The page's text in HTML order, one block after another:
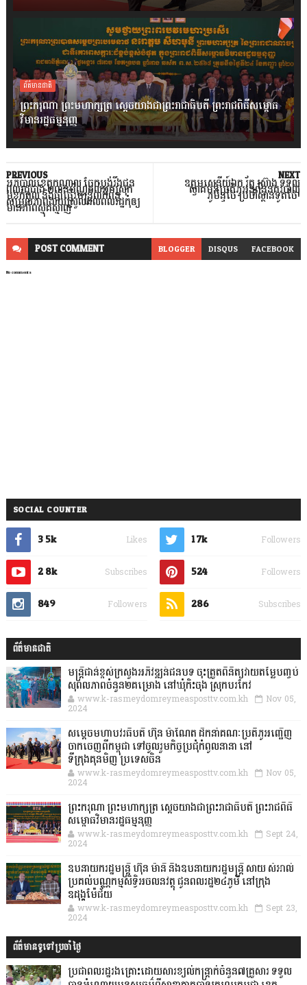
ព័ត៌មានជាតិ
ព្រះករុណា ព្រះមហាក្សត្រ ស្តេចយាងជាព្រះរាជាធិបតី ព្រះរាជពិធីសម្ពោធ
វិមានរដ្ឋធម្មនុញ្ញ
NEXT
ឧត្តមសេនីយ៍ឯក រ័ត្ន ស្រ៊ាង ទទួល
ស្វាគមន៍ប្រតិភូអនុព័ន្ធនគរបាល
ភូមិន្ទថៃ ប្រចាំស្ថានទូតថៃ!
PREVIOUS
អភិបាលខេត្តកណ្ដាល ចែកប្លង់រឹងជូន
ពលរដ្ឋជាង​ ​២ពាន់ប័ណ្ណដល់អ្នកស្រុក
មុខកំពូល និងផ្ដាំផ្ញើរមន្ត្រីពាក់ព័ន្ធ
សម្រួលភាពងាយស្រួលដល់ពលរដ្ឋកុំឲ្យ
មានភាពស្មុគស្មាញ
POSTCOMMENT BLOGGER DISQUS FACEBOOK
No comments
SOCIAL COUNTER
3.5k Likes 1.7k Followers
2.8k Subscribes 524 Followers
849 Followers 286 Subscribes
ព័ត៌មានជាតិ
មន្ត្រីជាន់ខ្ពស់ក្រសួងអភិវឌ្ឍន៍ជនបទ ចុះត្រួតពិនិត្យវាយតម្លៃបញ្ចប់
សុពលភាពចំនួន២គម្រោង នៅឃុំកិះចុង ស្រុកបរកែវ
www.k-rasmeydomreymeasposttv.com.kh Nov 05,
2024
សម្តេចមហាបវរធិបតី ហ៊ុន ម៉ាណែត ដឹកនាំគណៈប្រតិភូអញ្ជើញ
ចាកចេញពីកម្ពុជា ទៅចូលរួមកិច្ចប្រជុំកំពូលនានា នៅ
ទីក្រុងគុនមិញ ប្រទេសចិន
www.k-rasmeydomreymeasposttv.com.kh Nov 05,
2024
ព្រះករុណា ព្រះមហាក្សត្រ ស្តេចយាងជាព្រះរាជាធិបតី ព្រះរាជពិធី
សម្ពោធវិមានរដ្ឋធម្មនុញ្ញ
www.k-rasmeydomreymeasposttv.com.kh Sept 24,
2024
ឧបនាយករដ្ឋមន្ដ្រី ហ៊ុន ម៉ានី និងឧបនាយករដ្ឋមន្ដ្រី សាយ សំអាល់
ប្រគល់បណ្ណកម្មសិទ្ធិអចលនវត្ថុ ជូនពលរដ្ឋ២៤ភូមិ នៅក្រុង
ឧដុង្គម៉ែជ័យ
www.k-rasmeydomreymeasposttv.com.kh Sept 23,
2024
ព័ត៌មានទូទៅប្រចាំថ្ងៃ
ប្រជាពលរដ្ឋរងគ្រោះដោយសារខ្យល់កន្ត្រាក់ចំនួន៧គ្រួសារ ទទួល